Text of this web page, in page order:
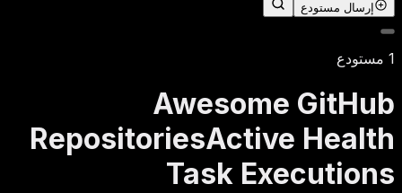
إرسال مستودع
1 مستودع
Awesome GitHub
RepositoriesActive Health
Task Executions